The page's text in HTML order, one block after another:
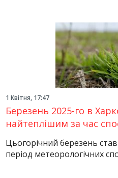
1 Квітня, 17:47
Березень 2025-го в
найтеплішим за час
Цьогорічний березень
період метеорологічних